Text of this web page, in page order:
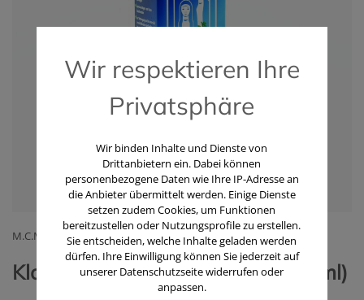
M.C.M. KLOSTERFRAU HEALTHCARE GMBH
Klosterfrau Melissengeist® (235 ml)
Wir respektieren Ihre
Privatsphäre
Wir binden Inhalte und Dienste von
Drittanbietern ein. Dabei können
personenbezogene Daten wie Ihre IP-Adresse an
die Anbieter übermittelt werden. Einige Dienste
setzen zudem Cookies, um Funktionen
bereitzustellen oder Nutzungsprofile zu erstellen.
Sie entscheiden, welche Inhalte geladen werden
dürfen. Ihre Einwilligung können Sie jederzeit auf
unserer Datenschutzseite widerrufen oder
anpassen.